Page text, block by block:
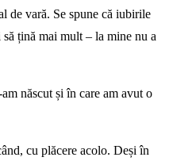
de vară. Se spune că iubirile
să țină mai mult – la mine nu a
născut și în care am avut o
cu plăcere acolo. Deși în